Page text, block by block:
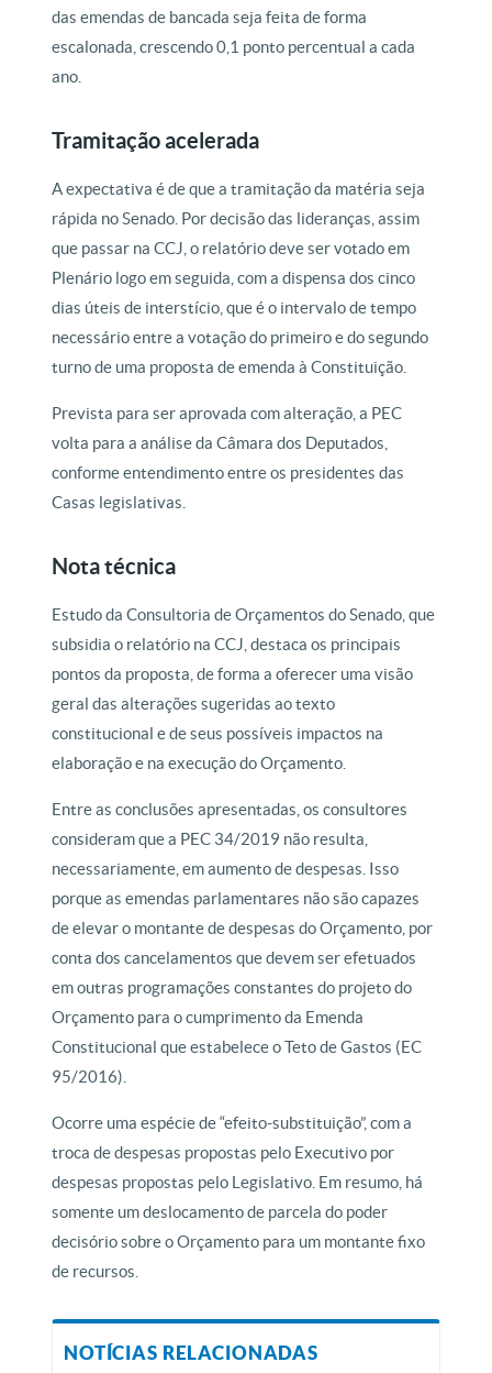
das emendas de bancada seja feita de forma
escalonada, crescendo 0,1 ponto percentual a cada
ano.
Tramitação acelerada
A expectativa é de que a tramitação da matéria seja
rápida no Senado. Por decisão das lideranças, assim
que passar na CCJ, o relatório deve ser votado em
Plenário logo em seguida, com a dispensa dos cinco
dias úteis de interstício, que é o intervalo de tempo
necessário entre a votação do primeiro e do segundo
turno de uma proposta de emenda à Constituição.
Prevista para ser aprovada com alteração, a PEC
volta para a análise da Câmara dos Deputados,
conforme entendimento entre os presidentes das
Casas legislativas.
Nota técnica
Estudo da Consultoria de Orçamentos do Senado, que
subsidia o relatório na CCJ, destaca os principais
pontos da proposta, de forma a oferecer uma visão
geral das alterações sugeridas ao texto
constitucional e de seus possíveis impactos na
elaboração e na execução do Orçamento.
Entre as conclusões apresentadas, os consultores
consideram que a PEC 34/2019 não resulta,
necessariamente, em aumento de despesas. Isso
porque as emendas parlamentares não são capazes
de elevar o montante de despesas do Orçamento, por
conta dos cancelamentos que devem ser efetuados
em outras programações constantes do projeto do
Orçamento para o cumprimento da Emenda
Constitucional que estabelece o Teto de Gastos (EC
95/2016).
Ocorre uma espécie de “efeito-substituição”, com a
troca de despesas propostas pelo Executivo por
despesas propostas pelo Legislativo. Em resumo, há
somente um deslocamento de parcela do poder
decisório sobre o Orçamento para um montante fixo
de recursos.
NOTÍCIAS RELACIONADAS